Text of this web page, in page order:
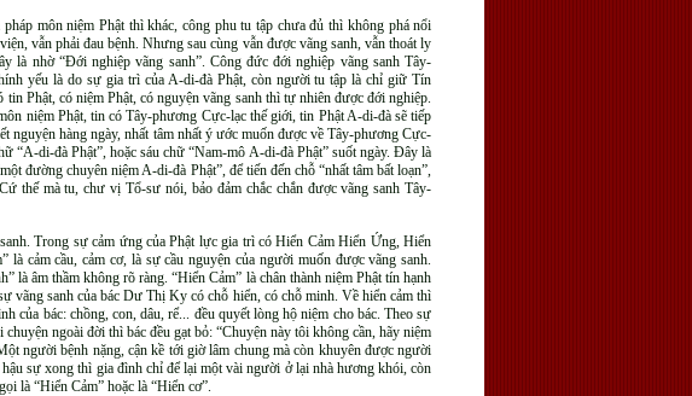
môn niệm Phật thì khác, công phu tu tập chưa đủ thì không phá nổi
vẫn phải đau bệnh. Nhưng sau cùng vẫn được vãng sanh, vẫn thoát ly
là nhờ “Đới nghiệp vãng sanh”. Công đức đới nghiệp vãng sanh Tây-
yếu là do sự gia trì của A-di-đà Phật, còn người tu tập là chỉ giữ Tín
Phật, có niệm Phật, có nguyện vãng sanh thì tự nhiên được đới nghiệp.
niệm Phật, tin có Tây-phương Cực-lạc thế giới, tin Phật A-di-đà sẽ tiếp
nguyện hàng ngày, nhất tâm nhất ý ước muốn được về Tây-phương Cực-
“A-di-đà Phật”, hoặc sáu chữ “Nam-mô A-di-đà Phật” suốt ngày. Đây là
đường chuyên niệm A-di-đà Phật”, để tiến đến chỗ “nhất tâm bất loạn”,
thế mà tu, chư vị Tổ-sư nói, bảo đảm chắc chắn được vãng sanh Tây-
Trong sự cảm ứng của Phật lực gia trì có Hiển Cảm Hiển Ứng, Hiển
cảm cầu, cảm cơ, là sự cầu nguyện của người muốn được vãng sanh.
là âm thầm không rõ ràng. “Hiển Cảm” là chân thành niệm Phật tín hạnh
vãng sanh của bác Dư Thị Ky có chỗ hiển, có chỗ minh. Về hiển cảm thì
của bác: chồng, con, dâu, rể... đều quyết lòng hộ niệm cho bác. Theo sự
ngoài đời thì bác đều gạt bỏ: “Chuyện này tôi không cần, hãy niệm
người bệnh nặng, cận kề tới giờ lâm chung mà còn khuyên được người
sự xong thì gia đình chỉ để lại một vài người ở lại nhà hương khói, còn
là “Hiển Cảm” hoặc là “Hiển cơ”.